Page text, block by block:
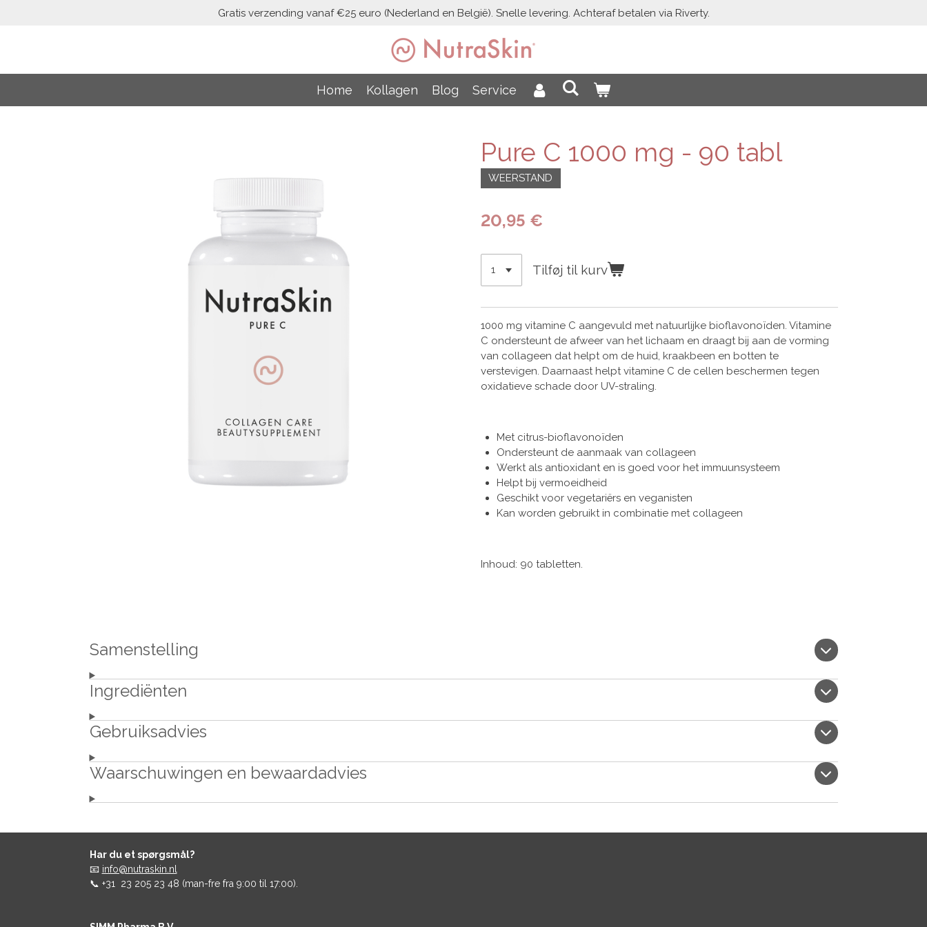
Gratis verzending vanaf €25 euro (Nederland en België). Snelle levering. Achteraf betalen via Riverty.
Home Kollagen Blog Service
Pure C 1000 mg - 90 tabl
WEERSTAND
20,95 €
Tilføj til kurv
1000 mg vitamine C aangevuld met natuurlijke bioflavonoïden. Vitamine
C ondersteunt de afweer van het lichaam en draagt bij aan de vorming
van collageen dat helpt om de huid, kraakbeen en botten te
verstevigen. Daarnaast helpt vitamine C de cellen beschermen tegen
oxidatieve schade door UV-straling.
Met citrus-bioflavonoïden
Ondersteunt de aanmaak van collageen
Werkt als antioxidant en is goed voor het immuunsysteem
Helpt bij vermoeidheid
Geschikt voor vegetariërs en veganisten
Kan worden gebruikt in combinatie met collageen
Inhoud: 90 tabletten.
Samenstelling
Ingrediënten
Gebruiksadvies
Waarschuwingen en bewaardadvies
Har du et spørgsmål?
📧 info@nutraskin.nl
📞 +31 23 205 23 48 (man-fre fra 9:00 til 17:00).